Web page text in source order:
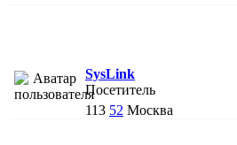
SysLink
Посетитель
113 52 Москва